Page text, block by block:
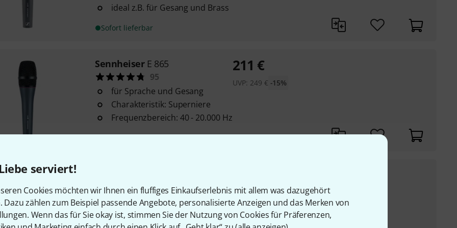
serviert!
Cookies möchten wir Ihnen ein fluffiges Einkaufserlebnis mit allem was dazugehört
Dazu zählen zum Beispiel passende Angebote, personalisierte Anzeigen und das Merken von
Wenn das für Sie okay ist, stimmen Sie der Nutzung von Cookies für Präferenzen,
ideal z.B. für Gesang und Brass
Sofort lieferbar
Sennheiser E 865
95
für Sprache und Gesang
Charakteristik: Superniere
Frequenzbereich: 40 - 20.000 Hz
Sofort lieferbar
211 €
UVP: 249 € -15%
93
Richtcharakteristik: Niere / Superniere schaltbar
schaltbarer Lowcut
UVP:599 €